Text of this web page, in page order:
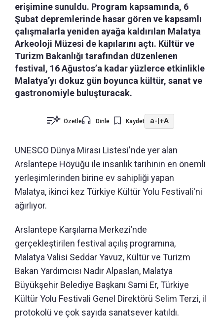
erişimine sunuldu. Program kapsamında, 6
Şubat depremlerinde hasar gören ve kapsamlı
çalışmalarla yeniden ayağa kaldırılan Malatya
Arkeoloji Müzesi de kapılarını açtı. Kültür ve
Turizm Bakanlığı tarafından düzenlenen
festival, 16 Ağustos’a kadar yüzlerce etkinlikle
Malatya’yı dokuz gün boyunca kültür, sanat ve
gastronomiyle buluşturacak.
Özetle Dinle Kaydet a-|+A
UNESCO Dünya Mirası Listesi'nde yer alan
Arslantepe Höyüğü ile insanlık tarihinin en önemli
yerleşimlerinden birine ev sahipliği yapan
Malatya, ikinci kez Türkiye Kültür Yolu Festivali'ni
ağırlıyor.
Arslantepe Karşılama Merkezi’nde
gerçekleştirilen festival açılış programına,
Malatya Valisi Seddar Yavuz, Kültür ve Turizm
Bakan Yardımcısı Nadir Alpaslan, Malatya
Büyükşehir Belediye Başkanı Sami Er, Türkiye
Kültür Yolu Festivali Genel Direktörü Selim Terzi, il
protokolü ve çok sayıda sanatsever katıldı.